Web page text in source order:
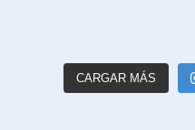
CARGAR MÁS